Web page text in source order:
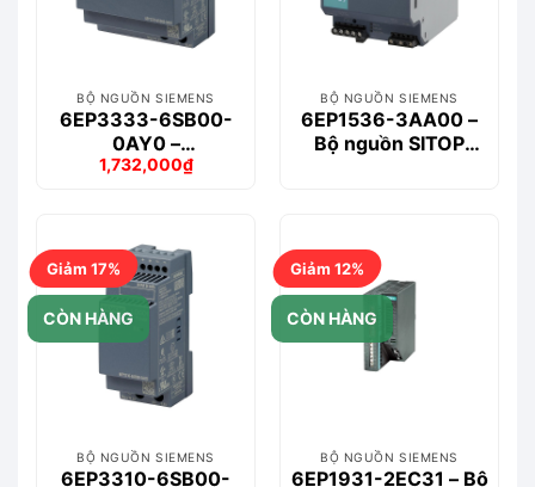
BỘ NGUỒN SIEMENS
6EP3333-6SB00-
0AY0 –
LOGO!POWER 24
Giá
1,732,000₫
Giá
1,732,000₫.
BỘ NGUỒN SIEMENS
6EP1536-3AA00 –
Bộ nguồn SITOP
Giảm 17%
CÒN HÀNG
BỘ NGUỒN SIEMENS
6EP3310-6SB00-
Giảm 12%
CÒN HÀNG
BỘ NGUỒN SIEMENS
6EP1931-2EC31 – Bộ